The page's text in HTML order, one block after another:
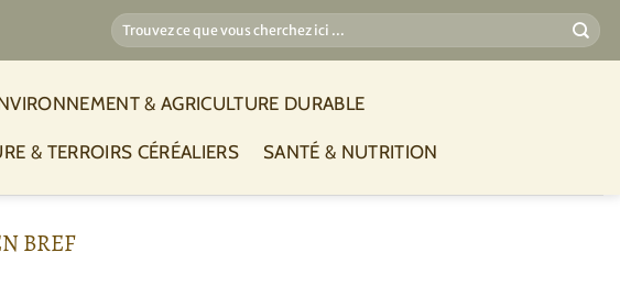
& AGRICULTURE DURABLE
& TERROIRS CÉRÉALIERS SANTÉ & NUTRITION
BREF